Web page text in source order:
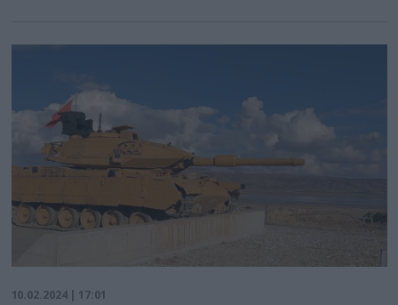
10.02.2024 | 17:01